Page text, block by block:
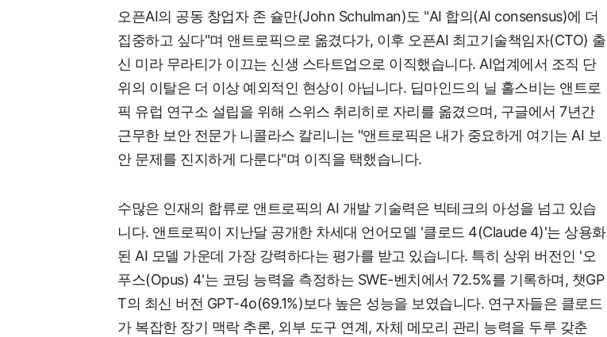
오픈AI의 공동 창업자 존 슐만(John Schulman)도 "AI 합의(AI consensus)에 더
집중하고 싶다"며 앤트로픽으로 옮겼다가, 이후 오픈AI 최고기술책임자(CTO) 출
신 미라 무라티가 이끄는 신생 스타트업으로 이직했습니다. AI업계에서 조직 단
위의 이탈은 더 이상 예외적인 현상이 아닙니다. 딥마인드의 닐 홀스비는 앤트로
픽 유럽 연구소 설립을 위해 스위스 취리히로 자리를 옮겼으며, 구글에서 7년간
근무한 보안 전문가 니콜라스 칼리니는 "앤트로픽은 내가 중요하게 여기는 AI 보
안 문제를 진지하게 다룬다"며 이직을 택했습니다.
수많은 인재의 합류로 앤트로픽의 AI 개발 기술력은 빅테크의 아성을 넘고 있습
니다. 앤트로픽이 지난달 공개한 차세대 언어모델 '클로드 4(Claude 4)'는 상용화
된 AI 모델 가운데 가장 강력하다는 평가를 받고 있습니다. 특히 상위 버전인 '오
푸스(Opus) 4'는 코딩 능력을 측정하는 SWE-벤치에서 72.5%를 기록하며, 챗GP
T의 최신 버전 GPT-4o(69.1%)보다 높은 성능을 보였습니다. 연구자들은 클로드
가 복잡한 장기 맥락 추론, 외부 도구 연계, 자체 메모리 관리 능력을 두루 갖춘